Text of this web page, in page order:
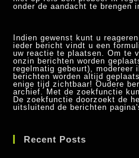
onder de aandacht te brengen
Indien gewenst kunt u
ieder bericht vindt u een
uw reactie te plaatsen. Om te
onzin berichten worden
regelmatig gebeurt), modereer
berichten worden altijd
enige tijd zichtbaar! Oudere
archief. Met de zoekfunctie
De zoekfunctie doorzoekt de
uitsluitend de berichten
Recent Posts